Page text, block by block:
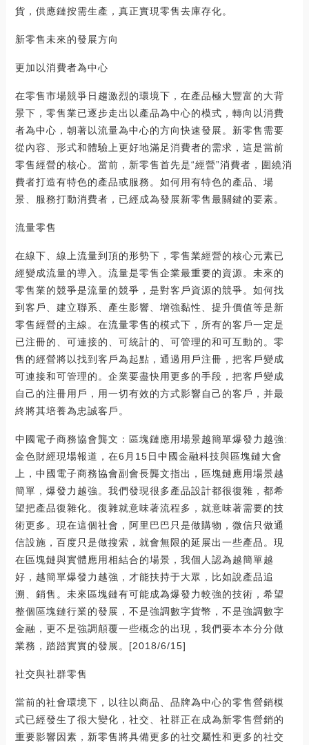
貨，供應鏈按需生產，真正實現零售去庫存化。
新零售未來的發展方向
更加以消費者為中心
在零售市場競爭日趨激烈的環境下，在產品極大豐富的大背
景下，零售業已逐步走出以產品為中心的模式，轉向以消費
者為中心，朝著以流量為中心的方向快速發展。新零售需要
從內容、形式和體驗上更好地滿足消費者的需求，這是當前
零售經營的核心。當前，新零售首先是“經營”消費者，圍繞消
費者打造有特色的產品或服務。如何用有特色的產品、場
景、服務打動消費者，已經成為發展新零售最關鍵的要素。
流量零售
在線下、線上流量到頂的形勢下，零售業經營的核心元素已
經變成流量的導入。流量是零售企業最重要的資源。未來的
零售業的競爭是流量的競爭，是對客戶資源的競爭。如何找
到客戶、建立聯系、產生影響、增強黏性、提升價值等是新
零售經營的主線。在流量零售的模式下，所有的客戶一定是
已注冊的、可連接的、可統計的、可管理的和可互動的。零
售的經營將以找到客戶為起點，通過用戶注冊，把客戶變成
可連接和可管理的。企業要盡快用更多的手段，把客戶變成
自己的注冊用戶，用一切有效的方式影響自己的客戶，并最
終將其培養為忠誠客戶。
中國電子商務協會龔文：區塊鏈應用場景越簡單爆發力越強:
金色財經現場報道，在6月15日中國金融科技與區塊鏈大會
上，中國電子商務協會副會長龔文指出，區塊鏈應用場景越
簡單，爆發力越強。我們發現很多產品設計都很復雜，都希
望把產品復雜化。復雜就意味著流程多，就意味著需要的技
術更多。現在這個社會，阿里巴巴只是做購物，微信只做通
信設施，百度只是做搜索，就會無限的延展出一些產品。現
在區塊鏈與實體應用相結合的場景，我個人認為越簡單越
好，越簡單爆發力越強，才能扶持于大眾，比如說產品追
溯、銷售。未來區塊鏈有可能成為爆發力較強的技術，希望
整個區塊鏈行業的發展，不是強調數字貨幣，不是強調數字
金融，更不是強調顛覆一些概念的出現，我們要本本分分做
業務，踏踏實實的發展。[2018/6/15]
社交與社群零售
當前的社會環境下，以往以商品、品牌為中心的零售營銷模
式已經發生了很大變化，社交、社群正在成為新零售營銷的
重要影響因素，新零售將具備更多的社交屬性和更多的社交